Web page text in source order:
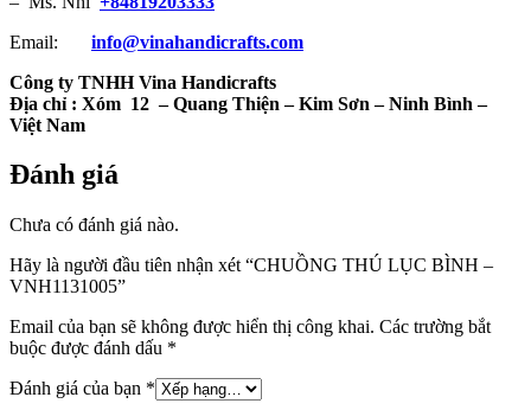
Email: info@vinahandicrafts.com
Công ty TNHH Vina Handicrafts
Địa chỉ : Xóm 12 – Quang Thiện – Kim Sơn – Ninh Bình –
Việt Nam
Đánh giá
Chưa có đánh giá nào.
Hãy là người đầu tiên nhận xét “CHUỒNG THÚ LỤC BÌNH –
VNH1131005”
Email của bạn sẽ không được hiển thị công khai. Các trường bắt
buộc được đánh dấu *
Đánh giá của bạn *